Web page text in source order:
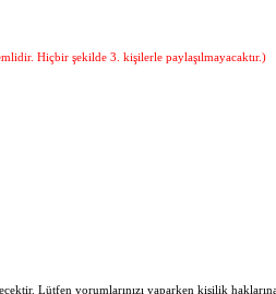
Hiçbir şekilde 3. kişilerle paylaşılmayacaktır.)
Lütfen yorumlarınızı yaparken kişilik